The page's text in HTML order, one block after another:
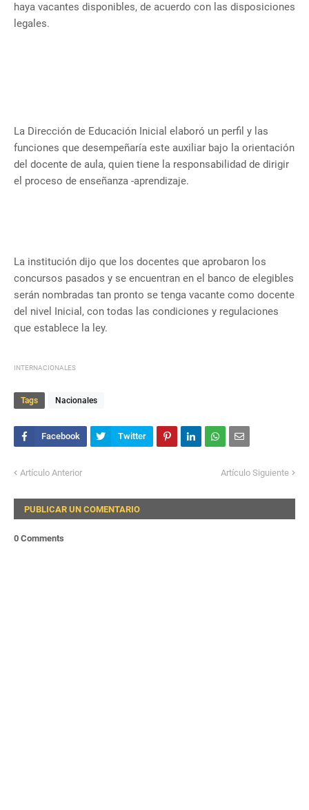
haya vacantes disponibles, de acuerdo con las disposiciones
legales.
La Dirección de Educación Inicial elaboró ​​un perfil y las
funciones que desempeñaría este auxiliar bajo la orientación
del docente de aula, quien tiene la responsabilidad de dirigir
el proceso de enseñanza -aprendizaje.
La institución dijo que los docentes que aprobaron los
concursos pasados ​​y se encuentran en el banco de elegibles
serán nombradas tan pronto se tenga vacante como docente
del nivel Inicial, con todas las condiciones y regulaciones
que establece la ley.
INTERNACIONALES
Tags Nacionales
Artículo Anterior Artículo Siguiente
PUBLICAR UN COMENTARIO
0 Comments